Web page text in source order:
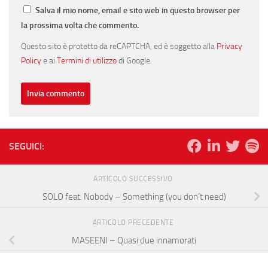
Salva il mio nome, email e sito web in questo browser per
la prossima volta che commento.
Questo sito è protetto da reCAPTCHA, ed è soggetto alla Privacy
Policye ai Termini di utilizzodi Google.
SEGUICI:
ARTICOLO SUCCESSIVO
SOLO feat. Nobody – Something (you don’t need)
ARTICOLO PRECEDENTE
MASEENI – Quasi due innamorati